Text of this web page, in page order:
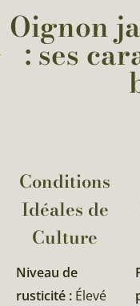
Oignon
: ses
Conditions
Idéales de
Culture
Niveau de
rusticité : Élevé